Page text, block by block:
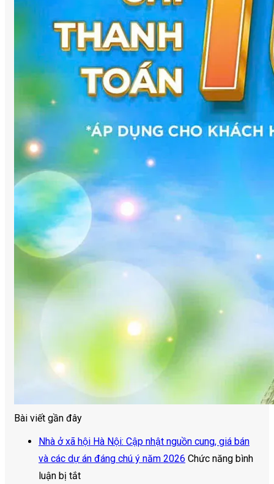
Bài viết gần đây
Nhà ở xã hội Hà Nội: Cập nhật nguồn cung, giá bán
và các dự án đáng chú ý năm 2026 Chức năng bình
luận bị tắtở